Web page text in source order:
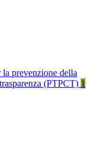
prevenzione della
(PTPCT) 1